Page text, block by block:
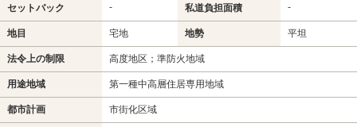
セットバック - 私道負担面積 -
地目 宅地 地勢 平坦
法令上の制限 高度地区；準防火地域
用途地域 第一種中高層住居専用地域
都市計画 市街化区域